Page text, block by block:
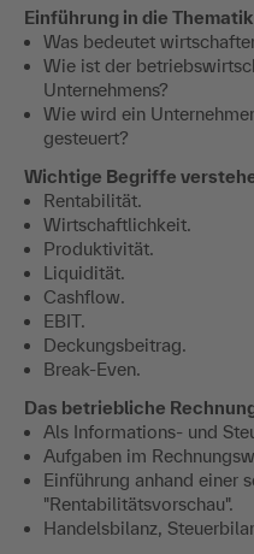
Einführung in die Thematik
Was bedeutet
Wie ist der
Unternehmens?
Wie wird ein
gesteuert?
Wichtige Begriffe
Rentabilität.
Wirtschaftlichkeit.
Produktivität.
Liquidität.
Cashflow.
EBIT.
Deckungsbeitrag.
Break-Even.
Das betriebliche
Als Informations- und
Aufgaben im
Einführung anhand einer
"Rentabilitätsvorschau".
Handelsbilanz,